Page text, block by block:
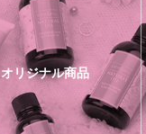
オリジナル商品